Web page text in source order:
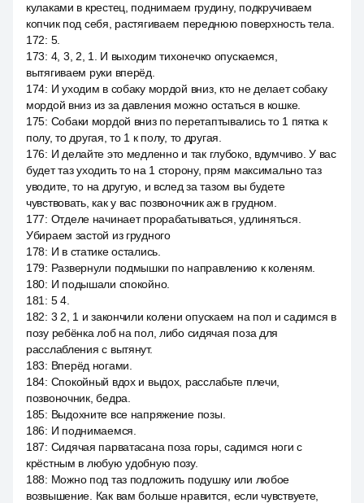
кулаками в крестец, поднимаем грудину, подкручиваем
копчик под себя, растягиваем переднюю поверхность тела.
172: 5.
173: 4, 3, 2, 1. И выходим тихонечко опускаемся,
вытягиваем руки вперёд.
174: И уходим в собаку мордой вниз, кто не делает собаку
мордой вниз из за давления можно остаться в кошке.
175: Собаки мордой вниз по перетаптывались то 1 пятка к
полу, то другая, то 1 к полу, то другая.
176: И делайте это медленно и так глубоко, вдумчиво. У вас
будет таз уходить то на 1 сторону, прям максимально таз
уводите, то на другую, и вслед за тазом вы будете
чувствовать, как у вас позвоночник аж в грудном.
177: Отделе начинает прорабатываться, удлиняться.
Убираем застой из грудного
178: И в статике остались.
179: Развернули подмышки по направлению к коленям.
180: И подышали спокойно.
181 : 5 4.
182: 3 2, 1 и закончили колени опускаем на пол и садимся в
позу ребёнка лоб на пол, либо сидячая поза для
расслабления с вытянут.
183: Вперёд ногами.
184: Спокойный вдох и выдох, расслабьте плечи,
позвоночник, бедра.
185: Выдохните все напряжение позы.
186: И поднимаемся.
187: Сидячая парватасана поза горы, садимся ноги с
крёстным в любую удобную позу.
188: Можно под таз подложить подушку или любое
возвышение. Как вам больше нравится, если чувствуете,